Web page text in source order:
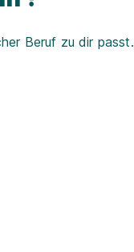
Beruf zu dir passt.